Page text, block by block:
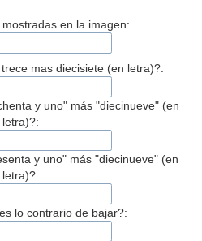
en la imagen:
mas diecisiete (en letra)?:
y uno" más "diecinueve" (en
letra)?:
y uno" más "diecinueve" (en
letra)?:
lo contrario de bajar?: